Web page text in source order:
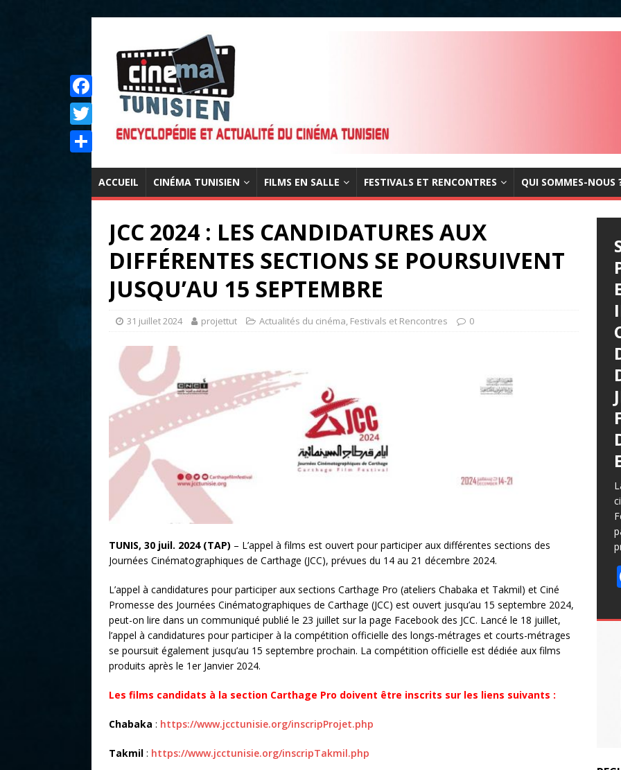
ACCUEIL CINÉMA TUNISIEN FILMS EN SALLE FESTIVALS ET RENCONTRES QUI SOMMES-NOUS
JCC 2024 : LES CANDIDATURES AUX
DIFFÉRENTES SECTIONS SE POURSUIVENT
JUSQU’AU 15 SEPTEMBRE
31 juillet 2024 projettut Actualités du cinéma, Festivals et Rencontres 0
TUNIS, 30 juil. 2024 (TAP) – L’appel à films est ouvert pour participer aux différentes sections des
Journées Cinématographiques de Carthage (JCC), prévues du 14 au 21 décembre 2024.
L’appel à candidatures pour participer aux sections Carthage Pro (ateliers Chabaka et Takmil) et Ciné
Promesse des Journées Cinématographiques de Carthage (JCC) est ouvert jusqu’au 15 septembre 2024,
peut-on lire dans un communiqué publié le 23 juillet sur la page Facebook des JCC. Lancé le 18 juillet,
l’appel à candidatures pour participer à la compétition officielle des longs-métrages et courts-métrages
se poursuit également jusqu’au 15 septembre prochain. La compétition officielle est dédiée aux films
produits après le 1er Janvier 2024.
Les films candidats à la section Carthage Pro doivent être inscrits sur les liens suivants :
Chabaka : https://www.jcctunisie.org/inscripProjet.php
Takmil : https://www.jcctunisie.org/inscripTakmil.php
F
a
c
T